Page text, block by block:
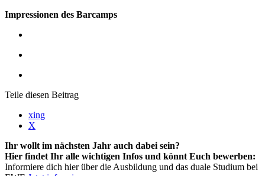
Impressionen des Barcamps
Teile diesen Beitrag
xing
X
Ihr wollt im nächsten Jahr auch dabei sein?
Hier findet Ihr alle wichtigen Infos und könnt Euch bewerben:
Informiere dich hier über die Ausbildung und das duale Studium bei